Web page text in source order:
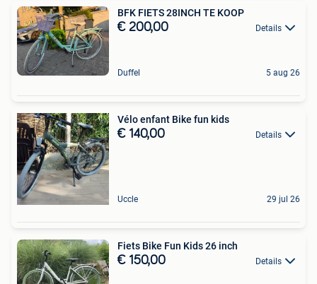
BFK FIETS 28INCH TE KOOP
€ 200,00 Details
Duffel 5 aug 26
Vélo enfant Bike fun kids
€ 140,00 Details
Uccle 29 jul 26
Fiets Bike Fun Kids 26 inch
€ 150,00 Details